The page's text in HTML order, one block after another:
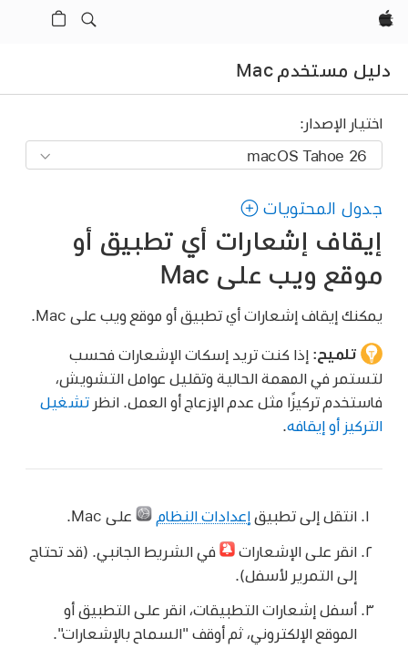
Apple‏
دليل مستخدم Mac
اختيار الإصدار:
جدول المحتويات
إيقاف إشعارات أي تطبيق أو
موقع ويب على Mac
يمكنك إيقاف إشعارات أي تطبيق أو موقع ويب على Mac.
تلميح: إذا كنت تريد إسكات الإشعارات فحسب
لتستمر في المهمة الحالية وتقليل عوامل التشويش،
فاستخدم تركيزًا مثل عدم الإزعاج أو العمل. انظر تشغيل
التركيز أو إيقافه
انتقل إلى تطبيقإعدادات النظام على Mac.
انقر على الإشعارات
في الشريط الجانبي. (قد تحتاج
إلى التمرير لأسفل).
أسفل إشعارات التطبيقات، انقر على التطبيق أو
الموقع الإلكتروني، ثم أوقف "السماح بالإشعارات".